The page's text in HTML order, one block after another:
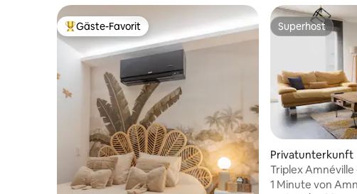
Beliebter Gäste-Favorit.
Gäste-Favorit Superhost
Superhost
Privatunterkunft
Triplex
Thermen zu Fuß
1 Minute von